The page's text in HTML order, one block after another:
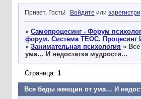
Привет, Гость! Войдите или
» Самопроцесинг - Форум
форум. Система ТЕОС. Процесинг
» Занимательная психология »
ума… И недостатка мудрости…
Все беды женщин от ума… И
Страница: 1